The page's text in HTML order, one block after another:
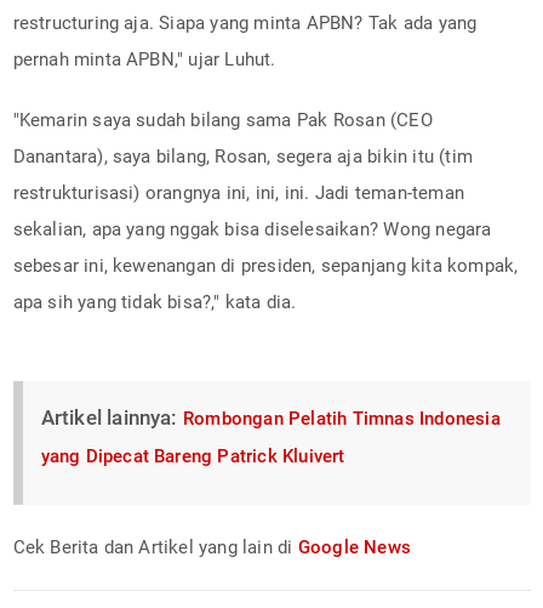
restructuring aja. Siapa yang minta APBN? Tak ada yang
pernah minta APBN," ujar Luhut.
"Kemarin saya sudah bilang sama Pak Rosan (CEO
Danantara), saya bilang, Rosan, segera aja bikin itu (tim
restrukturisasi) orangnya ini, ini, ini. Jadi teman-teman
sekalian, apa yang nggak bisa diselesaikan? Wong negara
sebesar ini, kewenangan di presiden, sepanjang kita kompak,
apa sih yang tidak bisa?," kata dia.
Artikel lainnya: Rombongan Pelatih Timnas Indonesia
yang Dipecat Bareng Patrick Kluivert
Cek Berita dan Artikel yang lain di Google News